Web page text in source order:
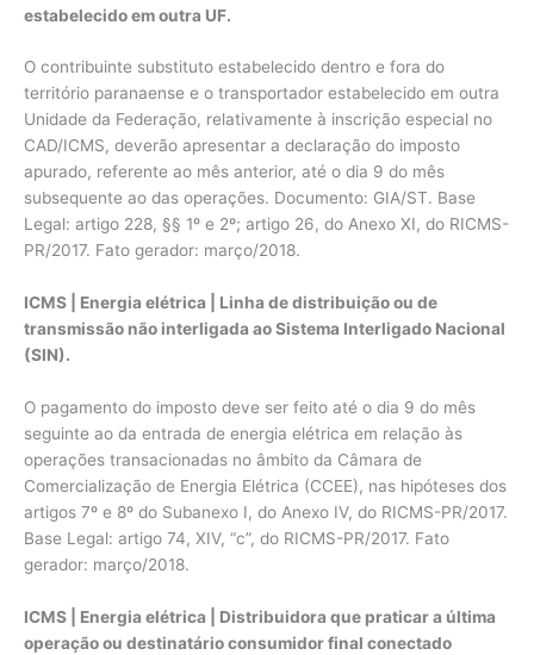
estabelecido em outra UF.
O contribuinte substituto estabelecido dentro e fora do
território paranaense e o transportador estabelecido em outra
Unidade da Federação, relativamente à inscrição especial no
CAD/ICMS, deverão apresentar a declaração do imposto
apurado, referente ao mês anterior, até o dia 9 do mês
subsequente ao das operações. Documento: GIA/ST. Base
Legal: artigo 228, §§ 1º e 2º; artigo 26, do Anexo XI, do RICMS-
PR/2017. Fato gerador: março/2018.
ICMS | Energia elétrica | Linha de distribuição ou de
transmissão não interligada ao Sistema Interligado Nacional
(SIN).
O pagamento do imposto deve ser feito até o dia 9 do mês
seguinte ao da entrada de energia elétrica em relação às
operações transacionadas no âmbito da Câmara de
Comercialização de Energia Elétrica (CCEE), nas hipóteses dos
artigos 7º e 8º do Subanexo I, do Anexo IV, do RICMS-PR/2017.
Base Legal: artigo 74, XIV, “c”, do RICMS-PR/2017. Fato
gerador: março/2018.
ICMS | Energia elétrica | Distribuidora que praticar a última
operação ou destinatário consumidor final conectado